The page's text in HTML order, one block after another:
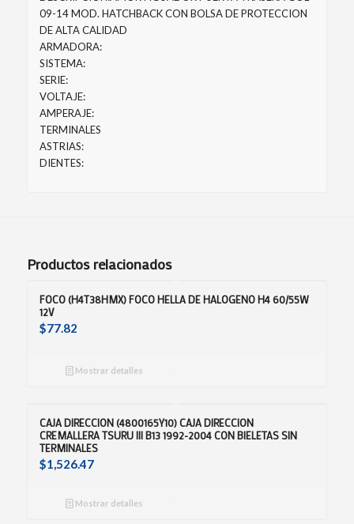
09-14 MOD. HATCHBACK CON BOLSA DE PROTECCION
DE ALTA CALIDAD
ARMADORA:
SISTEMA:
SERIE:
VOLTAJE:
AMPERAJE:
TERMINALES
ASTRIAS:
DIENTES:
Productos relacionados
FOCO (H4T38HMX) FOCO HELLA DE HALOGENO H4 60/55W
12V
$77.82
Mostrar detalles
CAJA DIRECCION (4800165Y10) CAJA DIRECCION
CREMALLERA TSURU III B13 1992-2004 CON BIELETAS SIN
TERMINALES
$1,526.47
Mostrar detalles